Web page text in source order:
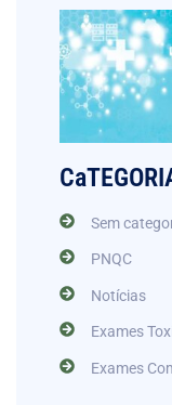
Sem
PNQC
Notícias
Exames
Exames